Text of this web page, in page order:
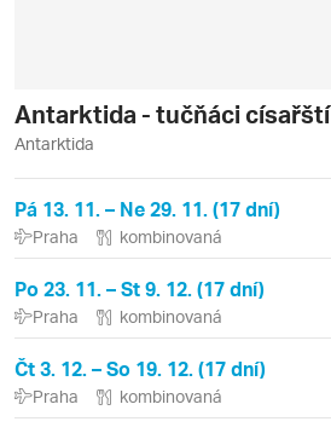
Antarktida - tučňáci císařští
Antarktida
Pá 13. 11. – Ne 29. 11. (17 dní)
Praha kombinovaná
Po 23. 11. – St 9. 12. (17 dní)
Praha kombinovaná
Čt 3. 12. – So 19. 12. (17 dní)
Praha kombinovaná